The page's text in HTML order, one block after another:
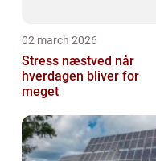
02 march 2026
Stress næstved når
hverdagen bliver for
meget